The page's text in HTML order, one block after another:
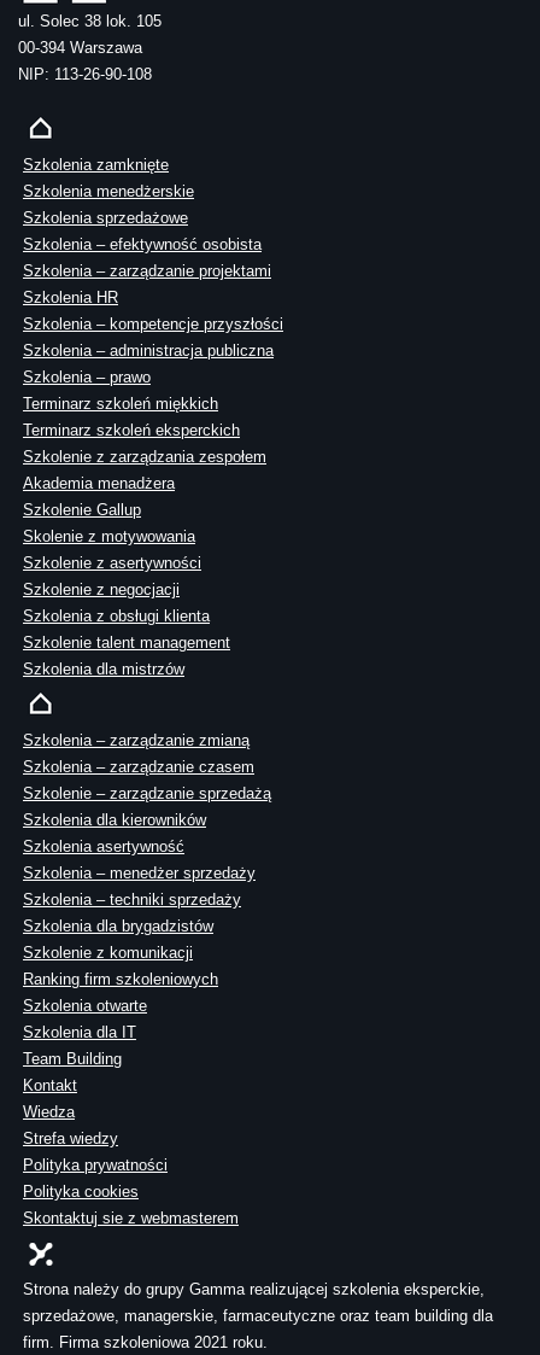
ul. Solec 38 lok. 105
00-394 Warszawa
NIP: 113-26-90-108
Szkolenia zamknięte
Szkolenia menedżerskie
Szkolenia sprzedażowe
Szkolenia – efektywność osobista
Szkolenia – zarządzanie projektami
Szkolenia HR
Szkolenia – kompetencje przyszłości
Szkolenia – administracja publiczna
Szkolenia – prawo
Terminarz szkoleń miękkich
Terminarz szkoleń eksperckich
Szkolenie z zarządzania zespołem
Akademia menadżera
Szkolenie Gallup
Skolenie z motywowania
Szkolenie z asertywności
Szkolenie z negocjacji
Szkolenia z obsługi klienta
Szkolenie talent management
Szkolenia dla mistrzów
Szkolenia – zarządzanie zmianą
Szkolenia – zarządzanie czasem
Szkolenie – zarządzanie sprzedażą
Szkolenia dla kierowników
Szkolenia asertywność
Szkolenia – menedżer sprzedaży
Szkolenia – techniki sprzedaży
Szkolenia dla brygadzistów
Szkolenie z komunikacji
Ranking firm szkoleniowych
Szkolenia otwarte
Szkolenia dla IT
Team Building
Kontakt
Wiedza
Strefa wiedzy
Polityka prywatności
Polityka cookies
Skontaktuj sie z webmasterem
Strona należy do grupy Gamma realizującej szkolenia eksperckie,
sprzedażowe, managerskie, farmaceutyczne oraz team building dla
firm. Firma szkoleniowa 2021 roku.